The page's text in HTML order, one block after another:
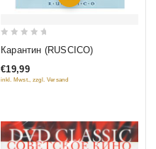
out
of
Карантин (RUSCICO)
€19,99
inkl. Mwst., zzgl. Versand